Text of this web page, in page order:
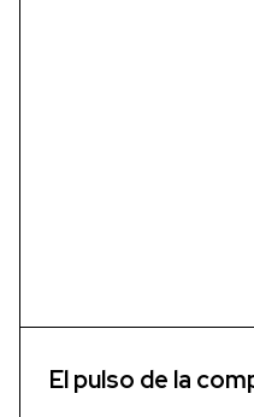
El pulso de la